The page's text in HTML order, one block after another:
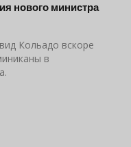
нового министра
Кольадо вскоре
в